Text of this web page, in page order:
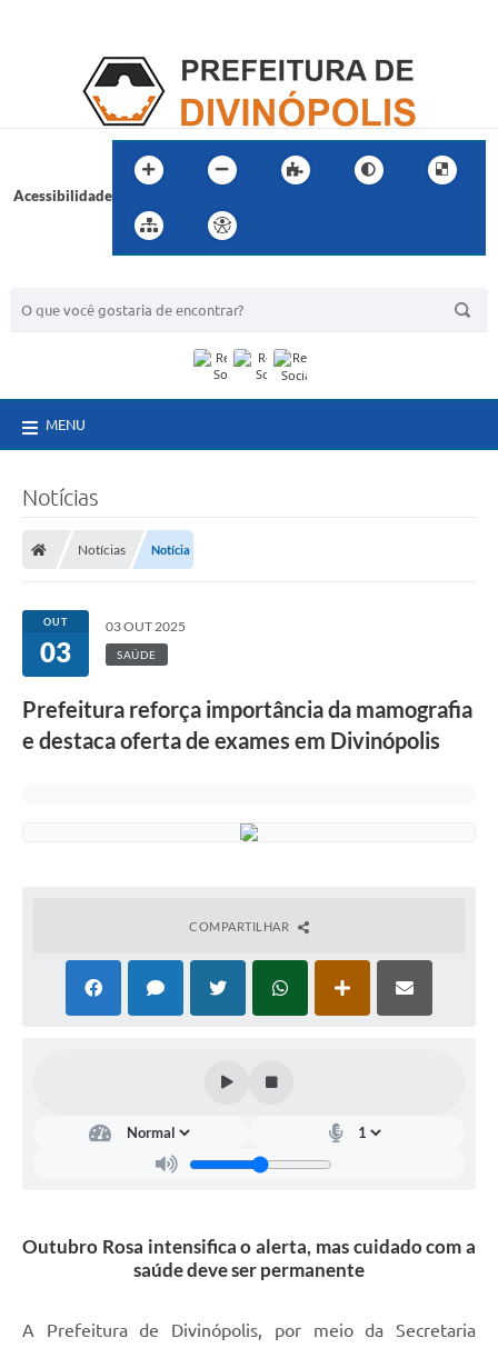
Acessibilidade
MENU
Notícias
Notícias Notícia
OUT
03
03 OUT 2025
SAÚDE
Prefeitura reforça importância da mamografia
e destaca oferta de exames em Divinópolis
COMPARTILHAR
Outubro Rosa intensifica o alerta, mas cuidado com a
saúde deve ser permanente
A Prefeitura de Divinópolis, por meio da Secretaria